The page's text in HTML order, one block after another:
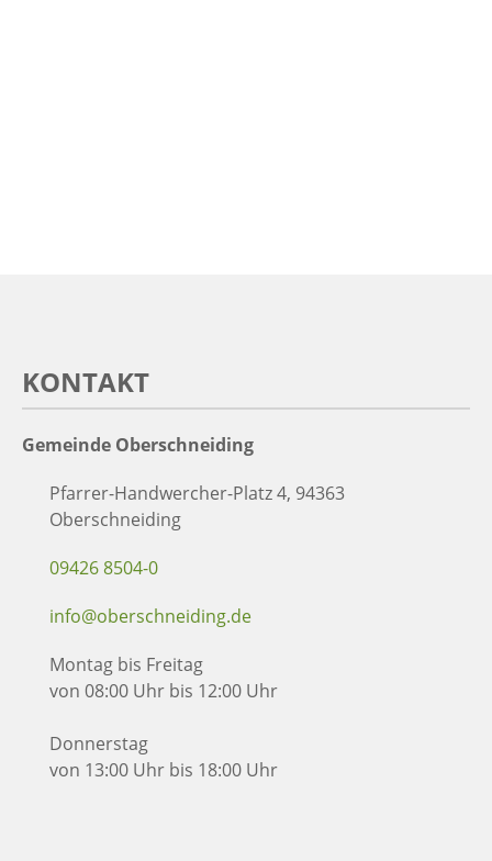
KONTAKT
Gemeinde Oberschneiding
Pfarrer-Handwercher-Platz 4, 94363
Oberschneiding
09426 8504-0
info@oberschneiding.de
Montag bis Freitag
von 08:00 Uhr bis 12:00 Uhr
Donnerstag
von 13:00 Uhr bis 18:00 Uhr